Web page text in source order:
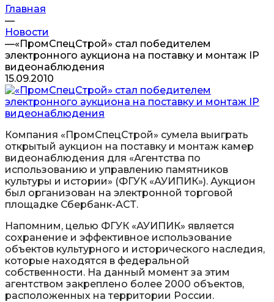
Главная
—
Новости
—«ПромСпецСтрой» стал победителем
электронного аукциона на поставку и монтаж IP
видеонаблюдения
15.09.2010
Компания «ПромСпецСтрой» сумела выиграть
открытый аукцион на поставку и монтаж камер
видеонаблюдения для «Агентства по
использованию и управлению памятников
культуры и истории» (ФГУК «АУИПИК»). Аукцион
был организован на электронной торговой
площадке Сбербанк-АСТ.
Напомним, целью ФГУК «АУИПИК» является
сохранение и эффективное использование
объектов культурного и исторического наследия,
которые находятся в федеральной
собственности. На данный момент за этим
агентством закреплено более 2000 объектов,
расположенных на территории России.